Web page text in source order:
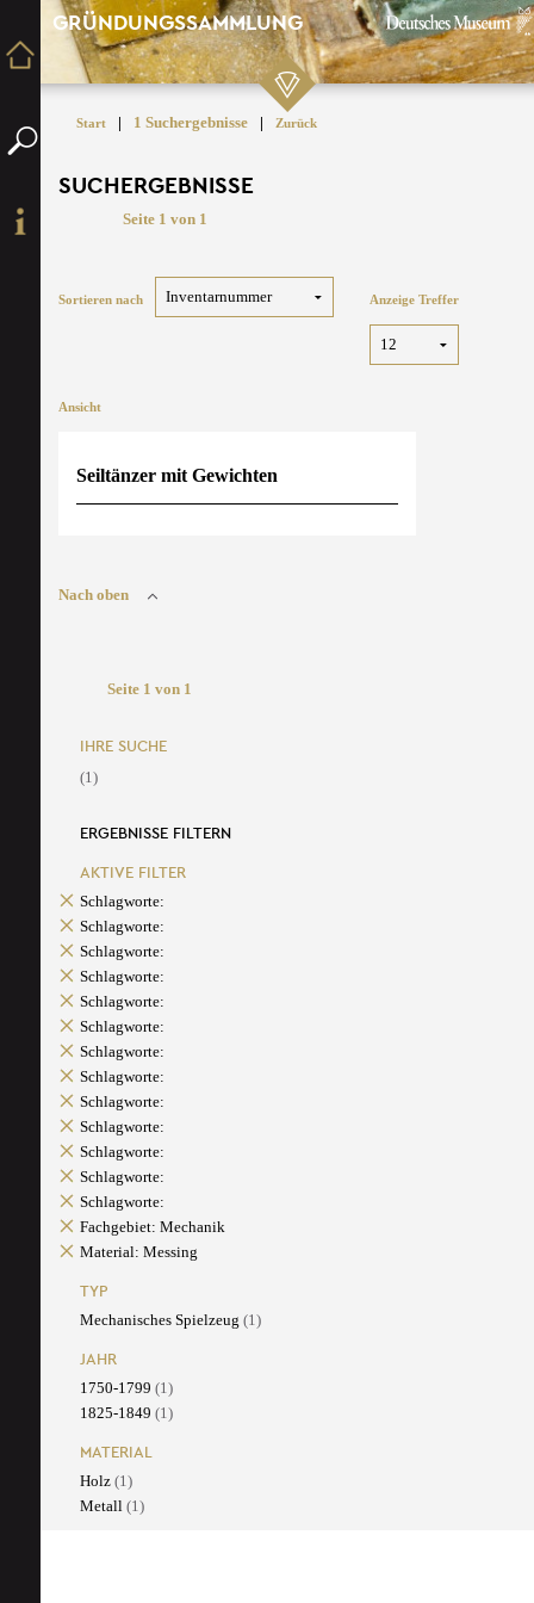
GRÜNDUNGSSAMMLUNG
Start | 1 Suchergebnisse | Zurück
SUCHERGEBNISSE
Seite 1 von 1
Sortieren nach Anzeige Treffer
Ansicht
Seiltänzer mit Gewichten
Nach oben
Seite 1 von 1
IHRE SUCHE
(1)
ERGEBNISSE FILTERN
AKTIVE FILTER
Schlagworte:
Schlagworte:
Schlagworte:
Schlagworte:
Schlagworte:
Schlagworte:
Schlagworte:
Schlagworte:
Schlagworte:
Schlagworte:
Schlagworte:
Schlagworte:
Schlagworte:
Fachgebiet: Mechanik
Material: Messing
TYP
Mechanisches Spielzeug (1)
JAHR
1750-1799 (1)
1825-1849 (1)
MATERIAL
Holz (1)
Metall (1)